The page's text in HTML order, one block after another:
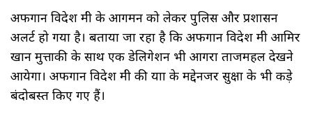
अफगान विदेश मंत्री के आगमन को लेकर पुलिस और प्रशासन
अलर्ट हो गया है। बताया जा रहा है कि अफगान विदेश मंत्री आमिर
खान मुत्ताकी के साथ एक डेलिगेशन भी आगरा ताजमहल देखने
आयेगा। अफगान विदेश मंत्री की यात्रा के मद्देनजर सुक्षा के भी कड़े
बंदोबस्त किए गए हैं।